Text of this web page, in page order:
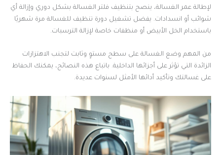
لإطالة عمر الغسالة، ينصح بتنظيف فلتر الغسالة بشكل دوري وإزالة أي
شوائب أو انسدادات. يفضل تشغيل دورة تنظيف للغسالة مرة شهريًا
باستخدام الخل الأبيض أو منظفات خاصة لإزالة الترسبات.
من المهم وضع الغسالة على سطح مستوٍ وثابت لتجنب الاهتزازات
الزائدة التي تؤثر على أجزائها الداخلية. باتباع هذه النصائح، يمكنك الحفاظ
على غسالتك وتأكيد أدائها الأمثل لسنوات عديدة.